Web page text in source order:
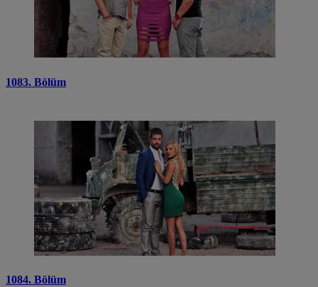
1083. Bölüm
1084. Bölüm